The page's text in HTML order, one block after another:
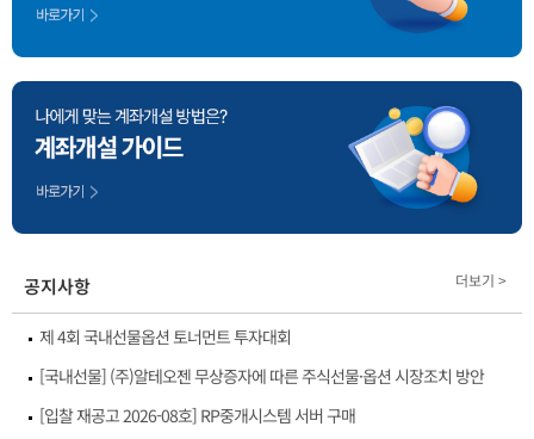
공지사항 더보기 >
제 4회 국내선물옵션 토너먼트 투자대회
[국내선물] (주)알테오젠 무상증자에 따른 주식선물·옵션 시장조치 방안
[입찰 재공고 2026-08호] RP중개시스템 서버 구매